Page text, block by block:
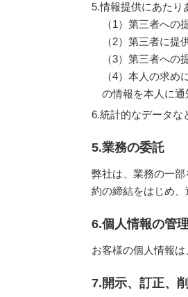
5.情報提供にあたり
（1）第三者への
（2）第三者に提
（3）第三者への
（4）本人の求
の情報を本人に
6.統計的なデータな
5.業務の委託
弊社は、業務の一
約の締結をはじめ、
6.個人情報の管
お客様の個人情報
7.開示、訂正、